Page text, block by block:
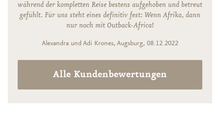
während der kompletten Reise bestens aufgehoben und betreut
gefühlt. Für uns steht eines definitiv fest: Wenn Afrika, dann
nur noch mit Outback-Africa!
Alexandra und Adi Krones, Augsburg, 08.12.2022
Alle Kundenbewertungen